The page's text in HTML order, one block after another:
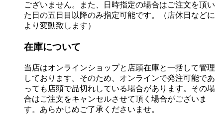
ございません。また、日時指定の場合はご注文を頂い
た日の五日目以降のみ指定可能です。（店休日などに
より変動致します）
在庫について
当店はオンラインショップと店頭在庫と一括して管理
しております。そのため、オンラインで発注可能であ
っても店頭で品切れしている場合があります。その場
合はご注文をキャンセルさせて頂く場合がございま
す。あらかじめご了承くださいませ。